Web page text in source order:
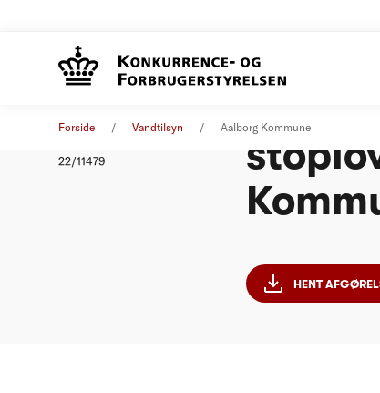
Forside Vandtilsyn Aalborg Kommune
22/11479
HENT